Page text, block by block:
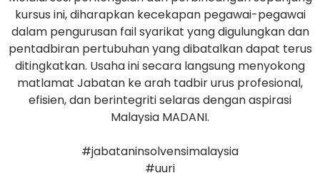
kursus ini, diharapkan kecekapan pegawai-pegawai
dalam pengurusan fail syarikat yang digulungkan dan
pentadbiran pertubuhan yang dibatalkan dapat terus
ditingkatkan. Usaha ini secara langsung menyokong
matlamat Jabatan ke arah tadbir urus profesional,
efisien, dan berintegriti selaras dengan aspirasi
Malaysia MADANI.
#jabataninsolvensimalaysia
#uuri